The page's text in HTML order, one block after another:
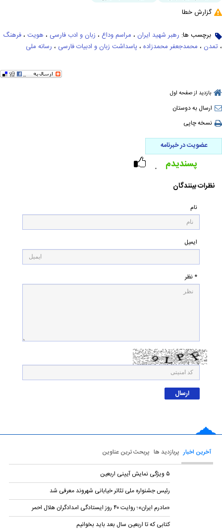
گزارش خطا
برچسب ها: رهبر شهید ایران ، مراسم وداع ، زبان و ادب فارسی ، هویت ، فرهنگ
، تمدن ، محمدجعفر محمدزاده ، پاسداشت زبان و ادبیات فارسی ، رسانه ملی
بازدید از صفحه اول
ارسال به دوستان
نسخه چاپی
عضویت در خبرنامه
۰ پسندیدم
نظرات بینندگان
نام
ایمیل
* نظر
آخرین اخبار پربازدید ها پربحث ترین عناوین
۵ ویژگی نمایش‌ آیینی اربعین
رئیس جشنواره ملی تئاتر خیابانی شهروند معرفی شد
«مادرم ایران»؛ روایت ۴۰ روز ایستادگی امدادگران هلال احمر
کتابی که تا اربعین سال بعد باید بخوانیم